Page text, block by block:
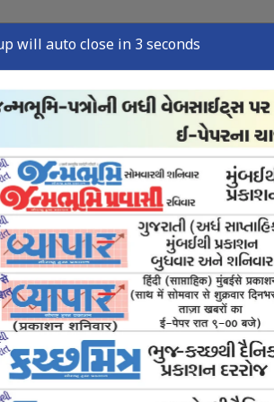
will auto close in 1 seconds